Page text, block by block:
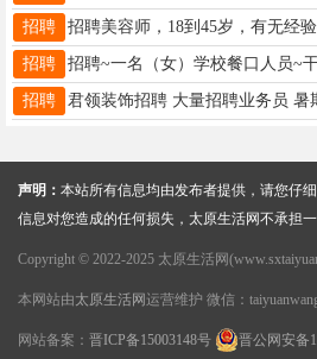
招聘
招聘
招聘
声明： 本站所有信息均由发布者提供，请您仔
信息对您造成的任何损失，太原生活网不承担一
Copyright © 2022-2025 太原生活网
本网站由太原生活网 运营维护 微信：
网站备案： 晋ICP备15003148号 晋公网安备